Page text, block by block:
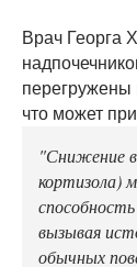
Врач Георга
перегружены
что может
"Снижение
кортизола)
вызывая
обычных